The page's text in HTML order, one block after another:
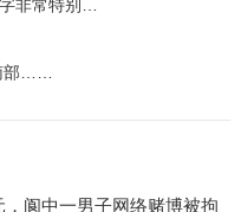
非常特别…
部……
阆中一男子网络赌博被拘